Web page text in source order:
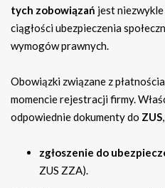
tych zobowiązań jest
ciągłości ubezpieczenia
wymogów prawnych.
Obowiązki związane z
momencie rejestracji firmy.
odpowiednie dokumenty do ZUS
zgłoszenie do
ZUS ZZA).